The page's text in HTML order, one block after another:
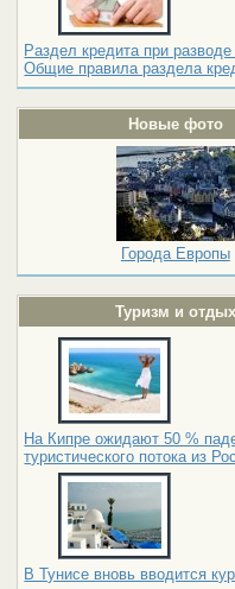
Раздел кредита при разводе
Общие правила раздела
Новые фото
Города Европы
Туризм и отдых
На Кипре ожидают 50 %
туристического потока из
В Тунисе вновь вводится